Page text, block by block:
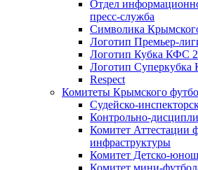
Отдел
пресс-служба
Символика
Логотип Премьер-
Логотип Кубка КФС
Логотип Суперкубка
Respect
Комитеты Крымского
Судейско-
Контрольно-
Комитет Аттестации
инфраструктуры
Комитет Детско-
Комитет мини-